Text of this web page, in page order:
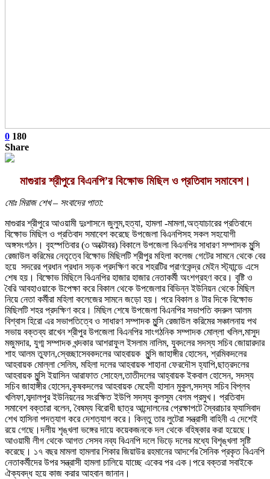
0 180
Share
মাগুরার শ্রীপুরে বিএনপি’র বিক্ষোভ মিছিল ও প্রতিবাদ সমাবেশ।
মোঃ মিরাজ শেখ – সংবাদের পাতা:
মাগুরার শ্রীপুরে আওয়ামী দুঃশাসনে জুলুম,হত্যা, হামলা -মামলা,অত্যাচারের প্রতিবাদে
বিক্ষোভ মিছিল ও প্রতিবাদ সমাবেশ করেছে উপজেলা বিএনপিসহ সকল সহযোগী
অঙ্গসংগঠন। বৃহস্পতিবার (৩ অক্টোবর) বিকালে উপজেলা বিএনপির সাধারণ সম্পাদক মুন্সি
রেজাউল করিমের নেতৃত্বে বিক্ষোভ মিছিলটি শ্রীপুর মহিলা কলেজ গেটের সামনে থেকে বের
হয়ে সদরের প্রধান প্রধান সড়ক প্রদক্ষিণ করে শহরটির প্রাণকেন্দ্র মেইন স্ট্যান্ডে এসে
শেষ হয়। বিক্ষোভ মিছিলে বিএনপির হাজার হাজার নেতাকর্মী অংশগ্রহণ করে। বৃষ্টি ও
বৈরি আবহাওয়াকে উপেক্ষা করে বিকাল থেকে উপজেলার বিভিন্ন ইউনিয়ন থেকে মিছিল
নিয়ে নেতা কর্মীরা মহিলা কলেজের সামনে জড়ো হয়। পরে বিকাল ৪ টার দিকে বিক্ষোভ
মিছিলটি শহর প্রদক্ষিণ করে। মিছিল শেষে উপজেলা বিএনপির সভাপতি বদরুল আলম
বিশ্বাস হিরো এর সভাপতিত্বে ও সাধারণ সম্পাদক মুন্সি রেজাউল করিমের সঞ্চালনায় পথ
সভায় বক্তব্য রাখেন শ্রীপুর উপজেলা বিএনপির সাংগঠনিক সম্পাদক মোল্লা খলিল,মাসুদ
মজুমদার, যুগ্ম সম্পাদক খন্দকার আশরাফুল ইসলাম নালিম, যুবদলের সদস্য সচিব জোয়ারদার
শাহ আলম তুফান,স্বেচ্ছাসেবকদলের আহবায়ক মুন্সি জাহাঙ্গীর হোসেন, শ্রমিকদলের
আহবায়ক মোল্লা সেলিম, মহিলা দলের আহবায়ক শাহানা ফেরদৌস হ্যাপি,ছাত্রদলের
আহবায়ক মুন্সি ইয়াসিন আরাফাত সোহেল,তাতীদলের আহ্বায়ক ইকবাল হোসেন, সদস্য
সচিব জাহাঙ্গীর হোসেন,কৃষকদলের আহবায়ক মেহেদী হাসান মুকুল,সদস্য সচিব বিপ্লব
খলিফা,সব্দালপুর ইউনিয়নের সংরক্ষিত ইউপি সদস্য কুলসুম বেগম প্রমুখ। প্রতিবাদ
সমাবেশ বক্তারা বলেন, বৈষম্য বিরোধী ছাত্র আন্দোলনের প্রেক্ষাপটে স্বৈরাচার ফ্যাসিবাদ
শেখ হাসিনা পদত্যাগ করে দেশত্যাগ করে। কিন্তু তার লুটেরা সন্ত্রাসী বাহিনী এ দেশেই
রয়ে গেছে।দলীয় শৃঙ্খলা ভঙ্গের দায়ে কয়েকজনকে দল থেকে বহিষ্কার করা হয়েছে।
আওয়ামী লীগ থেকে আগত সেসব নব্য বিএনপি দলে ভিড়ে দলের মধ্যে বিশৃঙ্খলা সৃষ্টি
করেছে। ১৭ বছর মামলা হামলার শিকার জিয়াউর রহমানের আদর্শের সৈনিক প্রকৃত বিএনপি
নেতাকর্মীদের উপর সন্ত্রাসী হামলা চালিয়ে যাচ্ছে একের পর এক।পরে বক্তরা সবাইকে
ঐক্যবদ্ধ হয়ে কাজ করার আহবান জানান।